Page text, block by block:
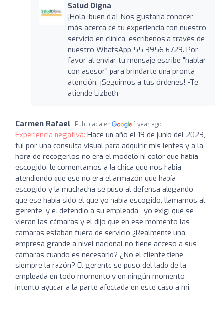
Salud Digna
¡Hola, buen día! Nos gustaría conocer
más acerca de tu experiencia con nuestro
servicio en clínica, escríbenos a través de
nuestro WhatsApp 55 3956 6729. Por
favor al enviar tu mensaje escribe "hablar
con asesor" para brindarte una pronta
atención. ¡Seguimos a tus órdenes! -Te
atiende Lizbeth
Carmen Rafael Publicada en 1 year ago
Experiencia negativa: Hace un año el 19 de junio del 2023,
fui por una consulta visual para adquirir mis lentes y a la
hora de recogerlos no era el modelo ni color que había
escogido, le comentamos a la chica que nos habia
atendiendo que ese no era el armazón que había
escogido y la muchacha se puso al defensa alegando
que ese habia sido el que yo habia escogido, llamamos al
gerente, y el defendio a su empleada , yo exigí que se
vieran las cámaras y el dijo que en ese momento las
camaras estaban fuera de servicio ¿Realmente una
empresa grande a nivel nacional no tiene acceso a sus
cámaras cuando es necesario? ¿No el cliente tiene
siempre la razón? El gerente se puso del lado de la
empleada en todo momento y en ningún momento
intento ayudar a la parte afectada en este caso a mi.